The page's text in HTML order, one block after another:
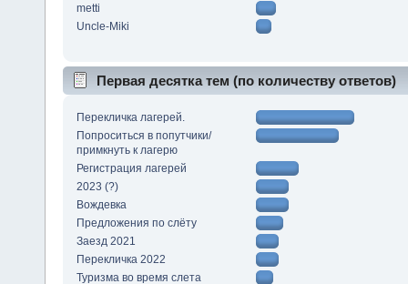
metti
Uncle-Miki
Первая десятка тем (по количеству ответов)
Перекличка лагерей.
Попроситься в попутчики/
примкнуть к лагерю
Регистрация лагерей
2023 (?)
Вождевка
Предложения по слёту
Заезд 2021
Перекличка 2022
Туризма во время слета